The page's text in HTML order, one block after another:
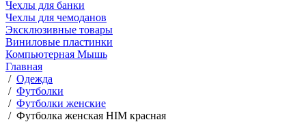
Чехлы для банки
Чехлы для чемоданов
Эксклюзивные товары
Виниловые пластинки
Компьютерная Мышь
Главная
/ Одежда
/ Футболки
/ Футболки женские
/ Футболка женская HIM красная